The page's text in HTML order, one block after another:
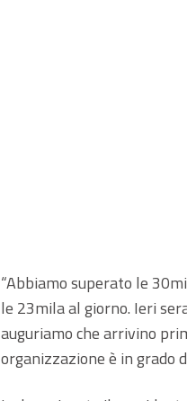
“Abbiamo superato le
le 23mila al giorno. Ieri
auguriamo che arrivino
organizzazione è in grado